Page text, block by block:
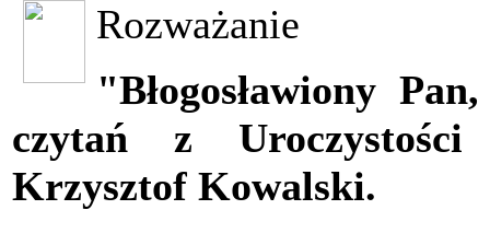
Rozważanie
"Błogosławiony
czytań z Uroczystości
Krzysztof Kowalski.